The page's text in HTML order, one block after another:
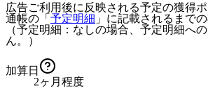
広告ご利用後に反映される予定の獲得
通帳の「 予定明細 」に記載されるまでの
（予定明細：なしの場合、予定明細へ
ん。）
加算日
2ヶ月程度